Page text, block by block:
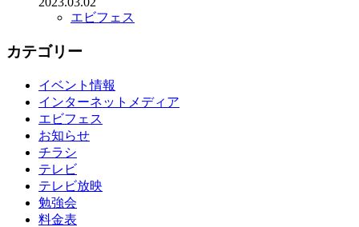
エビフェス
カテゴリー
イベント情報
インターネットメディア
エビフェス
お知らせ
チラシ
テレビ
テレビ放映
勉強会
料金表